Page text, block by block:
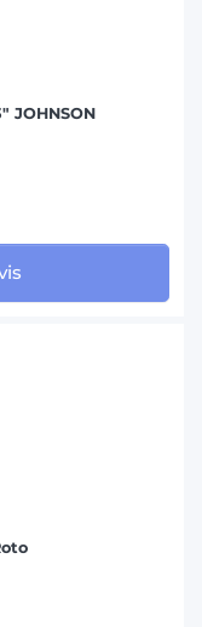
JOHNSON